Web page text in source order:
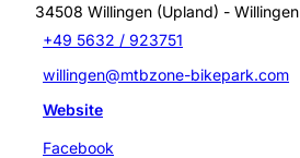
34508 Willingen (Upland) - Willingen
+49 5632 / 923751
willingen@mtbzone-bikepark.com
Website
Facebook